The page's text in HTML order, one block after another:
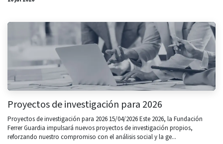
Proyectos de investigación para 2026
Proyectos de investigación para 2026 15/04/2026 Este 2026, la Fundación
Ferrer Guardia impulsará nuevos proyectos de investigación propios,
reforzando nuestro compromiso con el análisis social y la ge...